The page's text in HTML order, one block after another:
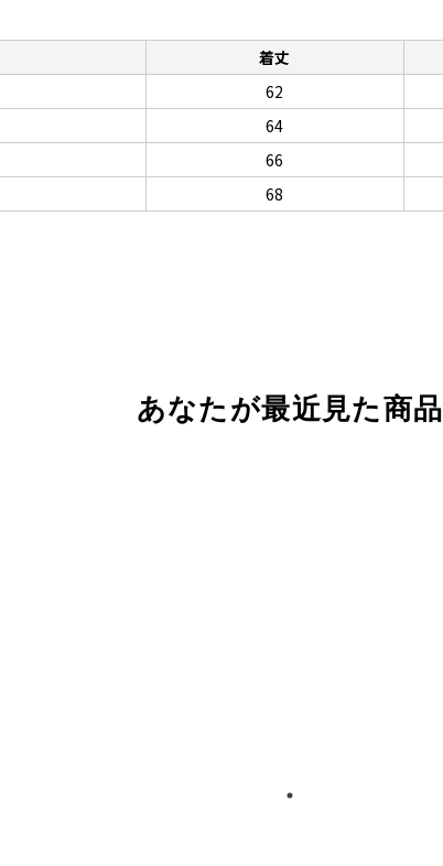
着丈
62
64
66
68
あなたが最近見た商品